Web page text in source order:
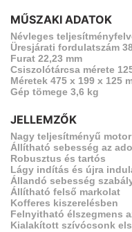
MŰSZAKI ADATOK
Névleges
Üresjárati fordulatszám
Furat 22,23 mm
Csiszolótárcsa mérete
Méretek 475 x 199 x 125
Gép tömege 3,6 kg
JELLEMZŐK
Nagy teljesítményű motor
Állítható sebesség az
Robusztus és tartós
Lágy indítás és újra
Állandó sebesség
Állítható felső markolat
Kofferes kiszerelésben
Felnyitható élszegmens
Kialakított szívócsonk